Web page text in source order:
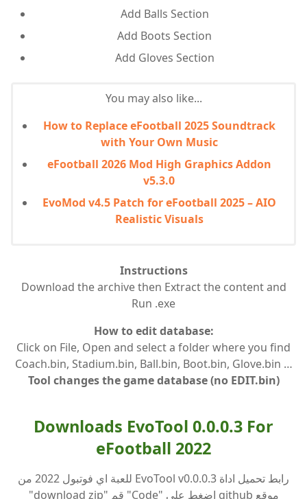
Add Balls Section
Add Boots Section
Add Gloves Section
You may also like...
How to Replace eFootball 2025 Soundtrack
with Your Own Music
eFootball 2026 Mod High Graphics Addon
v5.3.0
EvoMod v4.5 Patch for eFootball 2025 – AIO
Realistic Visuals
Instructions
Download the archive then Extract the content and
Run .exe
How to edit database:
Click on File, Open and select a folder where you find
Coach.bin, Stadium.bin, Ball.bin, Boot.bin, Glove.bin …
Tool changes the game database (no EDIT.bin)
Downloads EvoTool 0.0.0.3 For
eFootball 2022
رابط تحميل اداة EvoTool v0.0.0.3 للعبة اي فوتبول 2022 من
موقع github اضغط على "Code" قم "download zip"